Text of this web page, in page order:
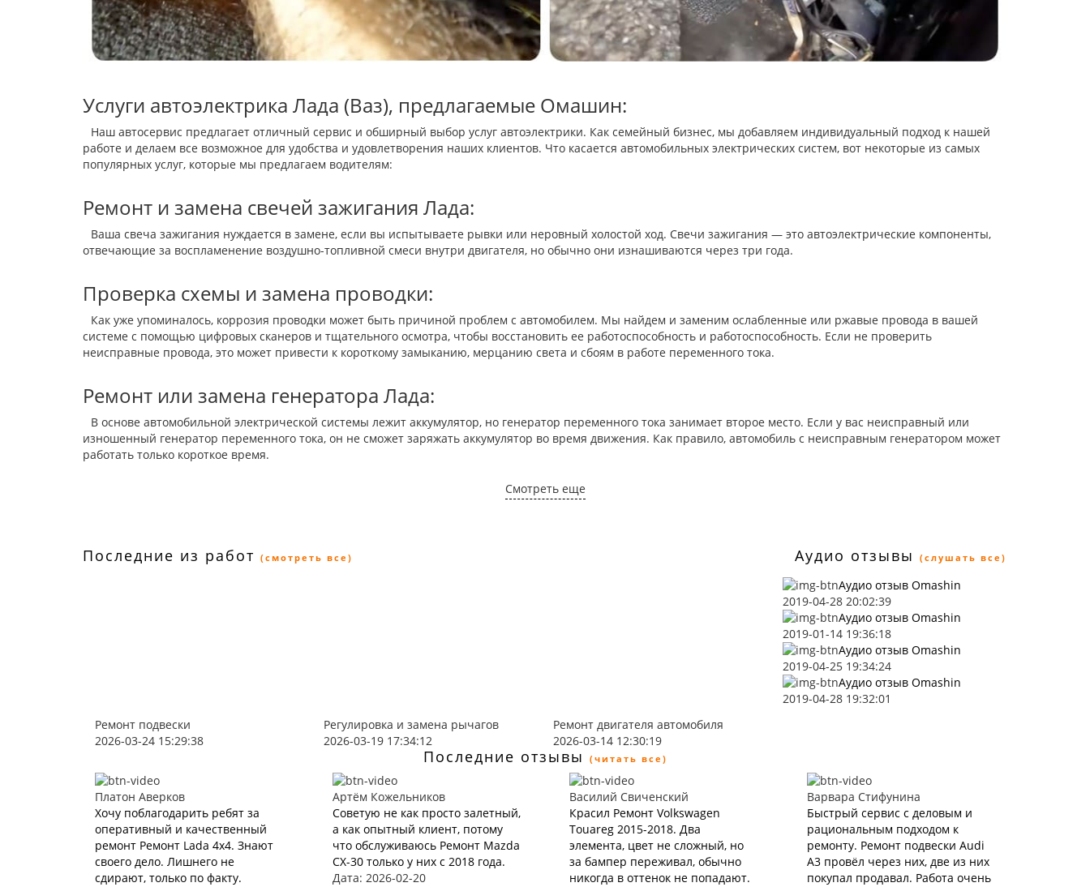
Услуги автоэлектрика Лада (Ваз), предлагаемые Омашин:
Наш автосервис предлагает отличный сервис и обширный выбор услуг автоэлектрики. Как семейный бизнес, мы добавляем индивидуальный подход к нашей
работе и делаем все возможное для удобства и удовлетворения наших клиентов. Что касается автомобильных электрических систем, вот некоторые из самых
популярных услуг, которые мы предлагаем водителям:
Ремонт и замена свечей зажигания Лада:
Ваша свеча зажигания нуждается в замене, если вы испытываете рывки или неровный холостой ход. Свечи зажигания — это автоэлектрические компоненты,
отвечающие за воспламенение воздушно-топливной смеси внутри двигателя, но обычно они изнашиваются через три года.
Проверка схемы и замена проводки:
Как уже упоминалось, коррозия проводки может быть причиной проблем с автомобилем. Мы найдем и заменим ослабленные или ржавые провода в вашей
системе с помощью цифровых сканеров и тщательного осмотра, чтобы восстановить ее работоспособность и работоспособность. Если не проверить
неисправные провода, это может привести к короткому замыканию, мерцанию света и сбоям в работе переменного тока.
Ремонт или замена генератора Лада:
В основе автомобильной электрической системы лежит аккумулятор, но генератор переменного тока занимает второе место. Если у вас неисправный или
изношенный генератор переменного тока, он не сможет заряжать аккумулятор во время движения. Как правило, автомобиль с неисправным генератором может
работать только короткое время.
Смотреть еще
Последние из работ (смотреть все) Аудио отзывы (слушать все)
Ремонт подвески
2026-03-24 15:29:38
Регулировка и замена рычагов
2026-03-19 17:34:12
Ремонт двигателя автомобиля
2026-03-14 12:30:19
Аудио отзыв Omashin
2019-04-28 20:02:39
Аудио отзыв Omashin
2019-01-14 19:36:18
Аудио отзыв Omashin
2019-04-25 19:34:24
Аудио отзыв Omashin
2019-04-28 19:32:01
Последние отзывы (читать все)
Платон Аверков
Хочу поблагодарить ребят за
оперативный и качественный
ремонт Ремонт Lada 4х4. Знают
своего дело. Лишнего не
сдирают, только по факту.
Артём Кожельников
Советую не как просто залетный,
а как опытный клиент, потому
что обслуживаюсь Ремонт Mazda
CX-30 только у них с 2018 года.
Дата: 2026-02-20
Василий Свиченский
Красил Ремонт Volkswagen
Touareg 2015-2018. Два
элемента, цвет не сложный, но
за бампер переживал, обычно
никогда в оттенок не попадают.
Варвара Стифунина
Быстрый сервис с деловым и
рациональным подходом к
ремонту. Ремонт подвески Audi
A3 провёл через них, две из них
покупал продавал. Работа очень